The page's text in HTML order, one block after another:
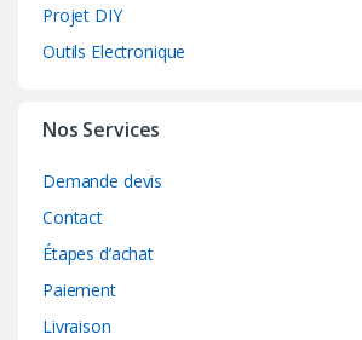
Projet DIY
Outils Electronique
Nos Services
Demande devis
Contact
Étapes d’achat
Paiement
Livraison